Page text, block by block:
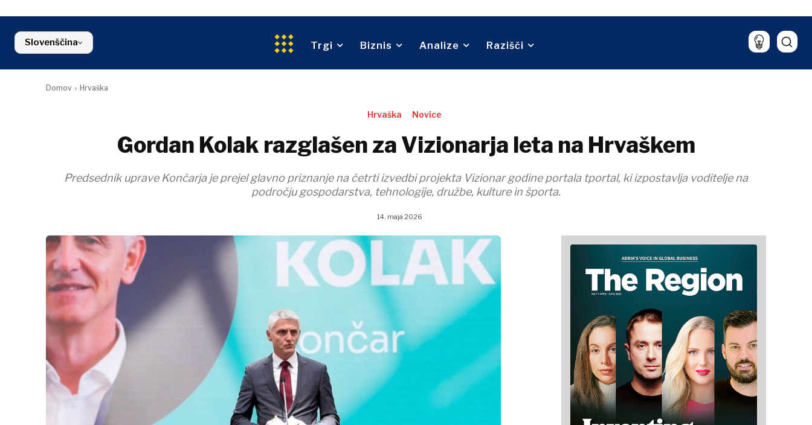
Severna
Poljoprivreda Trgovina
O nas Oglaševanje Kontakt Naročnina
FMCG
O nas Oglaševanje Kontakt Naročnina
Slovenščina Trgi Biznis Analize Razišči
Domov Hrvaška
Hrvaška Novice
Gordan Kolak razglašen za Vizionarja leta na Hrvaškem
Predsednik uprave Končarja je prejel glavno priznanje na četrti izvedbi projekta Vizionar godine portala tportal, ki izpostavlja voditelje na
področju gospodarstva, tehnologije, družbe, kulture in športa.
14. maja 2026